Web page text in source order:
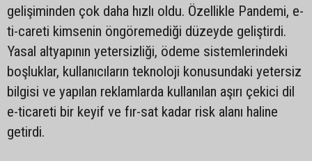
gelişiminden çok daha hızlı oldu. Özellikle Pandemi, e-
ti-careti kimsenin öngöremediği düzeyde geliştirdi.
Yasal altyapının yetersizliği, ödeme sistemlerindeki
boşluklar, kullanıcıların teknoloji konusundaki yetersiz
bilgisi ve yapılan reklamlarda kullanılan aşırı çekici dil
e-ticareti bir keyif ve fır-sat kadar risk alanı haline
getirdi.